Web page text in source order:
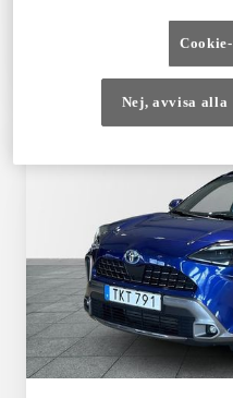
Nej, avvisa alla